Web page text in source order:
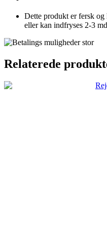
Dette produkt er fersk
eller kan indfryses 2-3
Relaterede